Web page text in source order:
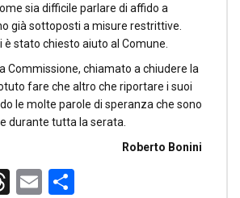
sia difficile parlare di affido a
già sottoposti a misure restrittive.
è stato chiesto aiuto al Comune.
Commissione, chiamato a chiudere la
fare che altro che riportare i suoi
le molte parole di speranza che sono
durante tutta la serata.
Roberto Bonini
Threads
Email